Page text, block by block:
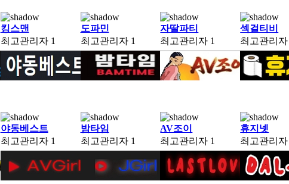
킹스맨
최고관리자 1
도파민
최고관리자 1
자딸파티
최고관리자 1
섹걸티비
최고관리자
야동베스트
최고관리자 1
밤타임
최고관리자 1
AV조이
최고관리자 1
휴지넷
최고관리자